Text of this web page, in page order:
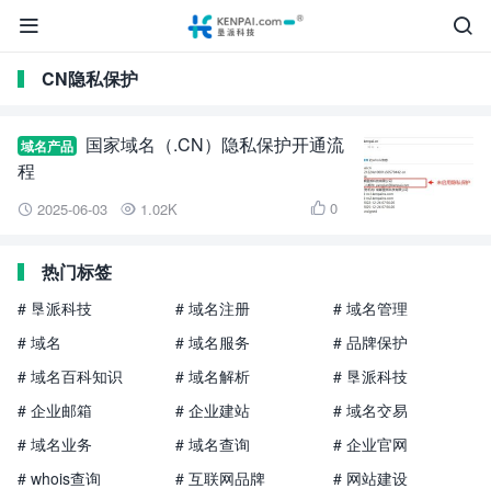


CN隐私保护
域名产品
国家域名（.CN）隐私保护开通流
程
 2025-06-03  1.02K  0
热门标签
# 垦派科技 # 域名注册
# 域名管理
# 域名
# 域名服务
# 品牌保护
# 域名百科知识
# 域名解析
# 垦派科技
# 企业邮箱
# 企业建站
# 域名交易
# 域名业务
# 域名查询
# 企业官网
# whois查询
# 互联网品牌
# 网站建设